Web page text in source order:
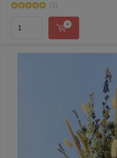
(3)